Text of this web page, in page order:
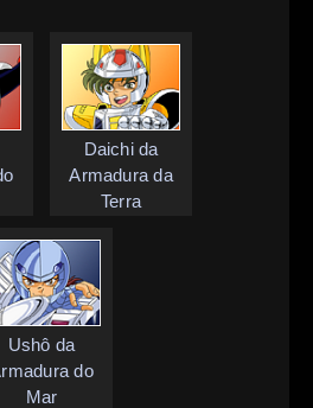
Daichi da
Armadura da
Terra
Ushô da
do
Mar